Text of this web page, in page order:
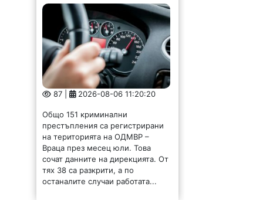
87 | 2026-08-06 11:20:20
Общо 151 криминални
престъпления са регистрирани
на територията на ОДМВР –
Враца през месец юли. Това
сочат данните на дирекцията. От
тях 38 са разкрити, а по
останалите случаи работата...